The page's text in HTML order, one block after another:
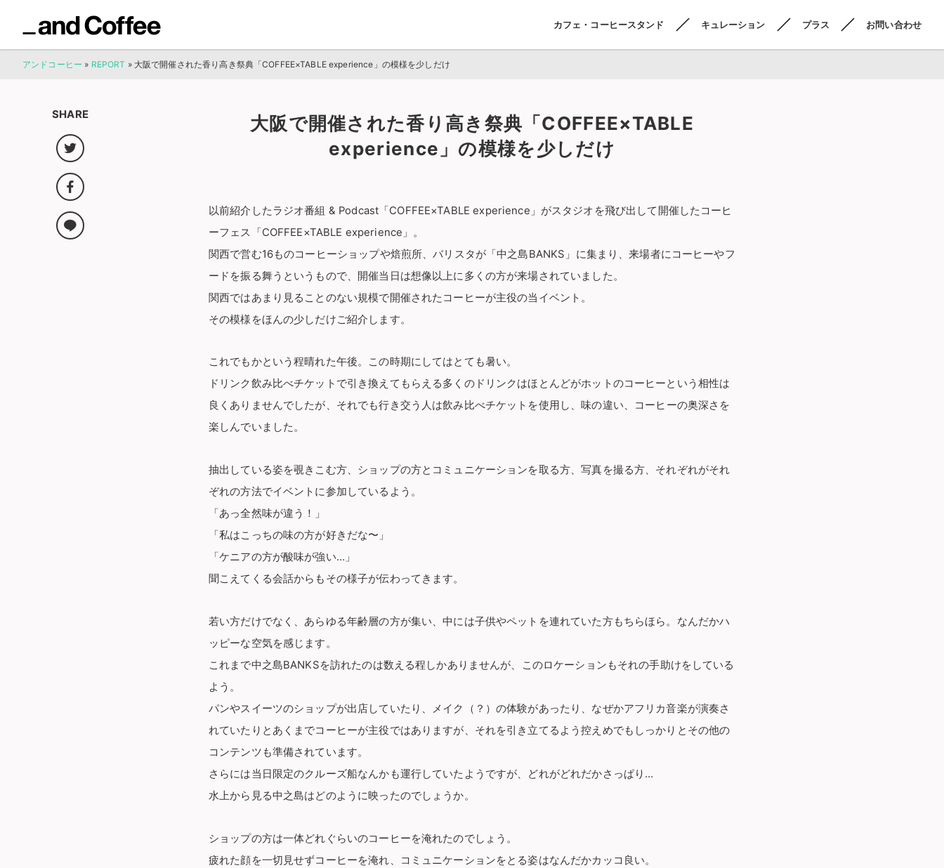
カフェ・コーヒースタンド キュレーション プラス お問い合わせ
アンドコーヒー » REPORT » 大阪で開催された香り高き祭典「COFFEE×TABLE experience」の模様を少しだけ
大阪で開催された香り高き祭典「COFFEE×TABLE
experience」の模様を少しだけ
SHARE
以前紹介したラジオ番組 & Podcast「COFFEE×TABLE experience」がスタジオを飛び出して開催したコーヒ
ーフェス「COFFEE×TABLE experience」。
関西で営む16ものコーヒーショップや焙煎所、バリスタが「中之島BANKS」に集まり、来場者にコーヒーやフ
ードを振る舞うというもので、開催当日は想像以上に多くの方が来場されていました。
関西ではあまり見ることのない規模で開催されたコーヒーが主役の当イベント。
その模様をほんの少しだけご紹介します。
これでもかという程晴れた午後。この時期にしてはとても暑い。
ドリンク飲み比べチケットで引き換えてもらえる多くのドリンクはほとんどがホットのコーヒーという相性は
良くありませんでしたが、それでも行き交う人は飲み比べチケットを使用し、味の違い、コーヒーの奥深さを
楽しんでいました。
抽出している姿を覗きこむ方、ショップの方とコミュニケーションを取る方、写真を撮る方、それぞれがそれ
ぞれの方法でイベントに参加しているよう。
「あっ全然味が違う！」
「私はこっちの味の方が好きだな〜」
「ケニアの方が酸味が強い…」
聞こえてくる会話からもその様子が伝わってきます。
若い方だけでなく、あらゆる年齢層の方が集い、中には子供やペットを連れていた方もちらほら。なんだかハ
ッピーな空気を感じます。
これまで中之島BANKSを訪れたのは数える程しかありませんが、このロケーションもそれの手助けをしている
よう。
パンやスイーツのショップが出店していたり、メイク（？）の体験があったり、なぜかアフリカ音楽が演奏さ
れていたりとあくまでコーヒーが主役ではありますが、それを引き立てるよう控えめでもしっかりとその他の
コンテンツも準備されています。
さらには当日限定のクルーズ船なんかも運行していたようですが、どれがどれだかさっぱり…
水上から見る中之島はどのように映ったのでしょうか。
ショップの方は一体どれぐらいのコーヒーを淹れたのでしょう。
疲れた顔を一切見せずコーヒーを淹れ、コミュニケーションをとる姿はなんだかカッコ良い。